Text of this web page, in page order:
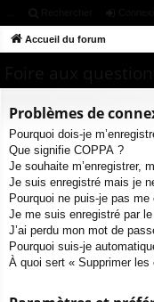
co
s
u
Accueil du forum
Problèmes de
Pourquoi dois-je
Que signifie COPPA ?
Je souhaite m’enregistrer,
Je suis enregistré mais je
Pourquoi ne puis-je pas me
Je me suis enregistré par
J’ai perdu mon mot de
Pourquoi suis-je
À quoi sert « Supprimer les